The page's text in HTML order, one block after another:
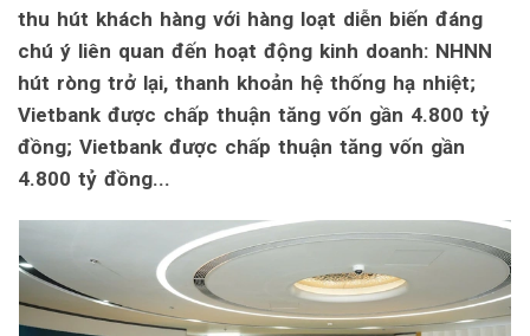
thu hút khách hàng với hàng loạt diễn biến đáng
chú ý liên quan đến hoạt động kinh doanh: NHNN
hút ròng trở lại, thanh khoản hệ thống hạ nhiệt;
Vietbank được chấp thuận tăng vốn gần 4.800 tỷ
đồng; Vietbank được chấp thuận tăng vốn gần
4.800 tỷ đồng...